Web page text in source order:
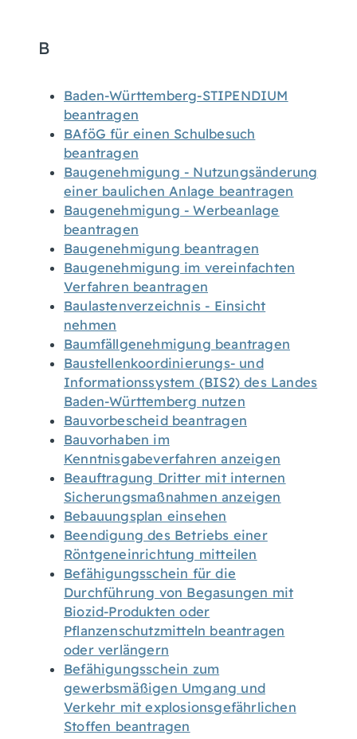
B
Baden-Württemberg-STIPENDIUM
beantragen
BAföG für einen Schulbesuch
beantragen
Baugenehmigung - Nutzungsänderung
einer baulichen Anlage beantragen
Baugenehmigung - Werbeanlage
beantragen
Baugenehmigung beantragen
Baugenehmigung im vereinfachten
Verfahren beantragen
Baulastenverzeichnis - Einsicht
nehmen
Baumfällgenehmigung beantragen
Baustellenkoordinierungs- und
Informationssystem (BIS2) des Landes
Baden-Württemberg nutzen
Bauvorbescheid beantragen
Bauvorhaben im
Kenntnisgabeverfahren anzeigen
Beauftragung Dritter mit internen
Sicherungsmaßnahmen anzeigen
Bebauungsplan einsehen
Beendigung des Betriebs einer
Röntgeneinrichtung mitteilen
Befähigungsschein für die
Durchführung von Begasungen mit
Biozid-Produkten oder
Pflanzenschutzmitteln beantragen
oder verlängern
Befähigungsschein zum
gewerbsmäßigen Umgang und
Verkehr mit explosionsgefährlichen
Stoffen beantragen